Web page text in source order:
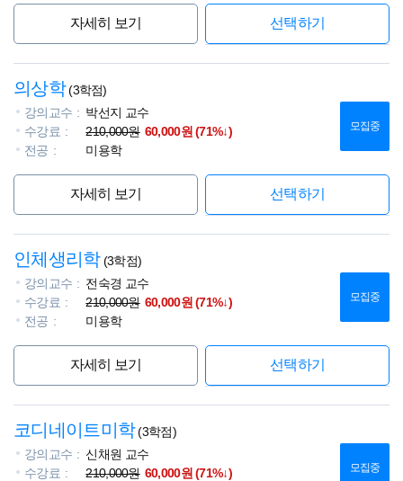
자세히 보기 선택하기
의상학(3학점)
강의교수
박선지 교수
수강료
210,000원 60,000원 (71%↓)
전공
미용학
모집중
자세히 보기 선택하기
인체생리학(3학점)
강의교수
전숙경 교수
수강료
210,000원 60,000원 (71%↓)
전공
미용학
모집중
자세히 보기 선택하기
코디네이트미학(3학점)
강의교수
신채원 교수
수강료
210,000원 60,000원 (71%↓)
모집중